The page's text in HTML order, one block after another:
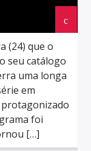
(24) que o
seu catálogo
uma longa
em
foi
[…]